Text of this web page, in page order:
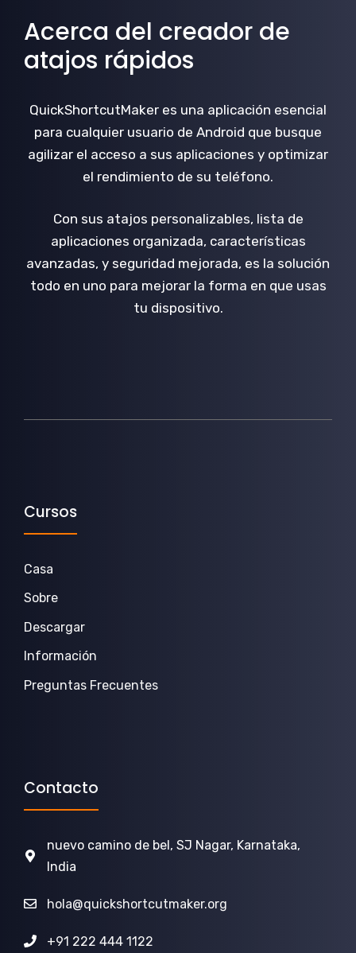
Acerca del creador de
atajos rápidos
QuickShortcutMaker es una aplicación esencial
para cualquier usuario de Android que busque
agilizar el acceso a sus aplicaciones y optimizar
el rendimiento de su teléfono.
Con sus atajos personalizables, lista de
aplicaciones organizada, características
avanzadas, y seguridad mejorada, es la solución
todo en uno para mejorar la forma en que usas
tu dispositivo.
Cursos
Casa
Sobre
Descargar
Información
Preguntas Frecuentes
Contacto
nuevo camino de bel, SJ Nagar, Karnataka,
India
hola@quickshortcutmaker.org
+91 222 444 1122